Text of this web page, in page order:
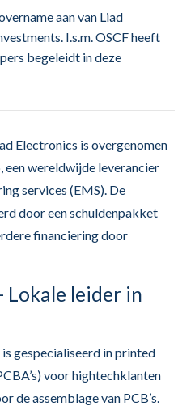
aan van Liad
I.s.m. OSCF heeft
begeleidt in deze
Electronics is overgenomen
een wereldwijde leverancier
services (EMS). De
door een schuldenpakket
financiering door
Lokale leider in
gespecialiseerd in printed
voor hightechklanten
de assemblage van PCB’s.